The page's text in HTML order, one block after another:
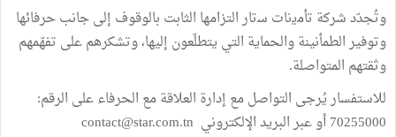
وتُجدّد شركة ﺗﺄﻣﯾﻧﺎت ﺳﺗﺎر التزامها الثابت بالوقوف إلى جانب حرفائها
وتوفير الطمأنينة والحماية التي يتطلّعون إليها، وتشكرهم على تفهّمهم
وثقتهم المتواصلة.
للاستفسار يُرجى التواصل مع إدارة العلاقة مع الحرفاء على الرقم:
70255000 أو عبر البريد الإلكتروني contact@star.com.tn